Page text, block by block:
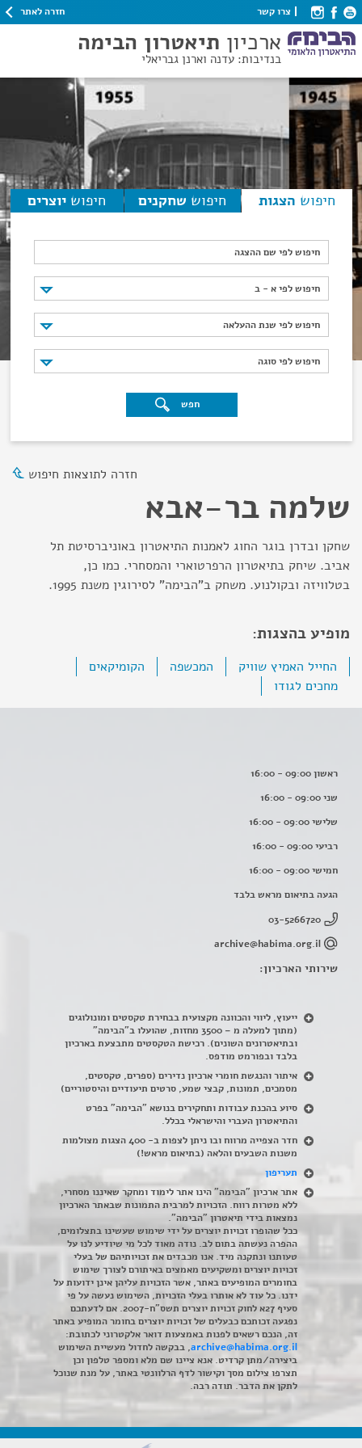
צרו קשר חזרה לאתר
ארכיון תיאטרון הבימה
בנדיבות: עדנה וארנן גבריאלי
חיפוש הצגות חיפוש שחקנים חיפוש יוצרים
חיפוש לפי שם ההצגה
חיפוש לפי א - ב
חיפוש לפי א - ב
חיפוש לפי שנת ההעלאה
חיפוש לפי שנת ההעלאה
חיפוש לפי סוגה
חיפוש לפי סוגה
חפש
חזרה לתוצאות חיפוש
שלמה בר-אבא
שחקן ובדרן בוגר החוג לאמנות התיאטרון באוניברסיטת תל
אביב. שיחק בתיאטרון הרפרטוארי והמסחרי. כמו כן,
בטלוויזה ובקולנוע. משחק ב"הבימה" לסירוגין משנת 1995.
מופיע בהצגות:
החייל האמיץ שוויק המכשפה
הקומיקאים
מחכים לגודו
ראשון 09:00 - 16:00
שני 09:00 - 16:00
שלישי 09:00 - 16:00
רביעי 09:00 - 16:00
חמישי 09:00 - 16:00
הגעה בתיאום מראש בלבד
03-5266720
archive@habima.org.il
שירותי הארכיון:
ייעוץ, ליווי והכוונה מקצועית בבחירת טקסטים ומונולוגים
(מתוך למעלה מ – 3500 מחזות, שהועלו ב"הבימה"
ובתיאטרונים השונים). רכישת הטקסטים מתבצעת בארכיון
בלבד ובפורמט מודפס.
איתור והנגשת חומרי ארכיון נדירים (ספרים, טקסטים,
מסמכים, תמונות, קבצי שמע, סרטים תיעודיים והיסטוריים)
סיוע בהכנת עבודות ותחקירים בנושא "הבימה" בפרט
והתיאטרון העברי והישראלי בכלל.
חדר הצפייה מרווח ובו ניתן לצפות ב- 400 הצגות מצולמות
משנות השבעים והלאה (בתיאום מראש!)
תעריפון
אתר ארכיון "הבימה" הינו אתר לימוד ומחקר שאיננו מסחרי,
ללא מטרות רווח. הזכויות למרבית התמונות שבאתר הארכיון
נמצאות בידי תיאטרון "הבימה".
ככל שהופרו זכויות יוצרים על ידי שימוש שעשינו בתצלומים,
ההפרה נעשתה בתום לב. נודה מאוד לכל מי שיודיע לנו על
טעותנו ונתקנה מיד. אנו מכבדים את זכויותיהם של בעלי
זכויות יוצרים ומשקיעים מאמצים באיתורם לצורך שימוש
בחומרים המופיעים באתר, אשר הזכויות עליהן אינן ידועות על
ידנו. כל עוד לא אותרו בעלי הזכויות, השימוש נעשה על פי
סעיף 27א לחוק זכויות יוצרים תשס"ח-2007. אם לדעתכם
נפגעה זכותכם כבעלים של זכויות יוצרים בחומר המופיע באתר
זה, הנכם רשאים לפנות באמצעות דואר אלקטרוני לכתובת:
archive@habima.org.il, בבקשה לחדול מעשיית השימוש
ביצירה/מתן קרדיט. אנא ציינו שם מלא ומספר טלפון וכן
תצרפו צילום מסך וקישור לדף הרלוונטי באתר, על מנת שנוכל
לתקן את הדבר. תודה רבה.